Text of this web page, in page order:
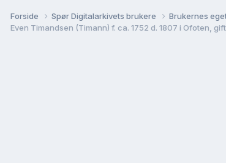
Forside Spør Digitalarkivets brukere
Brukernes
Even Timandsen (Timann) f. ca. 1752 d. 1807 i Ofoten,